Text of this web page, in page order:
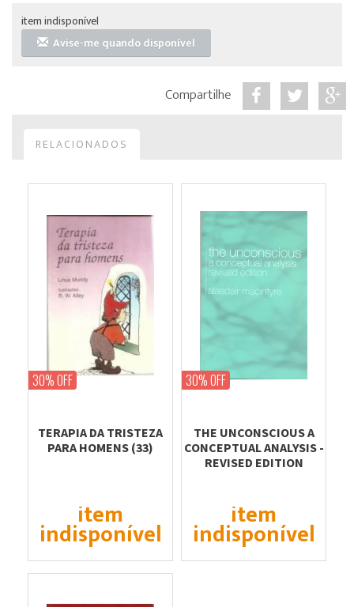
item indisponível
Avise-me quando disponível
Compartilhe
RELACIONADOS
30% OFF
TERAPIA DA TRISTEZA
PARA HOMENS (33)
item
indisponível
30% OFF
THE UNCONSCIOUS A
CONCEPTUAL ANALYSIS -
REVISED EDITION
item
indisponível